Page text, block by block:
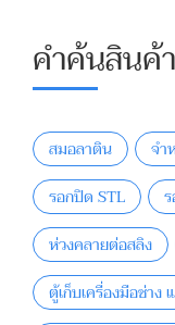
คำค้นสินค้า
สมอลาติน จำ
รอกปิด STL
ห่วงคลายต่อสลิง
ตู้เก็บเครื่องมือช่าง